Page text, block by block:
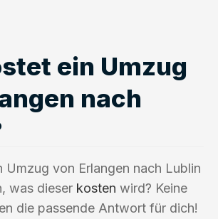
ein Umzug
nach
Umzug von Erlangen nach Lublin
was dieser kosten wird? Keine
die passende Antwort für dich!